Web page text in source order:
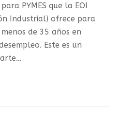
PYMES que la EOI
Industrial) ofrece para
de 35 años en
Este es un